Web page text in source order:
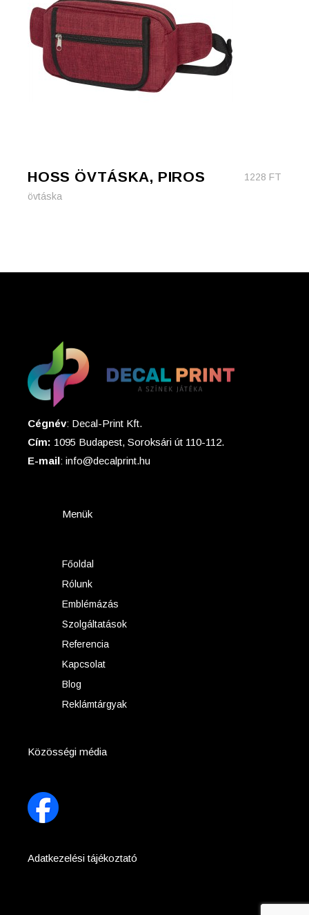
HOSS ÖVTÁSKA, PIROS 1228 FT
övtáska
Cégnév: Decal-Print Kft.
Cím: 1095 Budapest, Soroksári út 110-112.
E-mail: info@decalprint.hu
Menük
Főoldal
Rólunk
Emblémázás
Szolgáltatások
Referencia
Kapcsolat
Blog
Reklámtárgyak
Közösségi média
Adatkezelési tájékoztató